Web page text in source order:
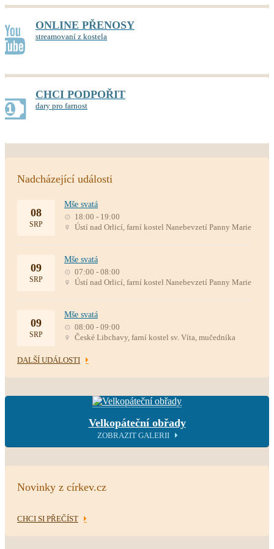
ONLINE PŘENOSY
streamovaní z kostela
CHCI PODPOŘIT
dary pro farnost
Nadcházející události
08
SRP
Mše svatá
18:00 - 19:00
Ústí nad Orlicí, farní kostel Nanebevzetí Panny Marie
09
SRP
Mše svatá
07:00 - 08:00
Ústí nad Orlicí, farní kostel Nanebevzetí Panny Marie
09
SRP
Mše svatá
08:00 - 09:00
České Libchavy, farní kostel sv. Víta, mučedníka
DALŠÍ UDÁLOSTI
Velkopáteční obřady
ZOBRAZIT GALERII
Novinky z církev.cz
CHCI SI PŘEČÍST